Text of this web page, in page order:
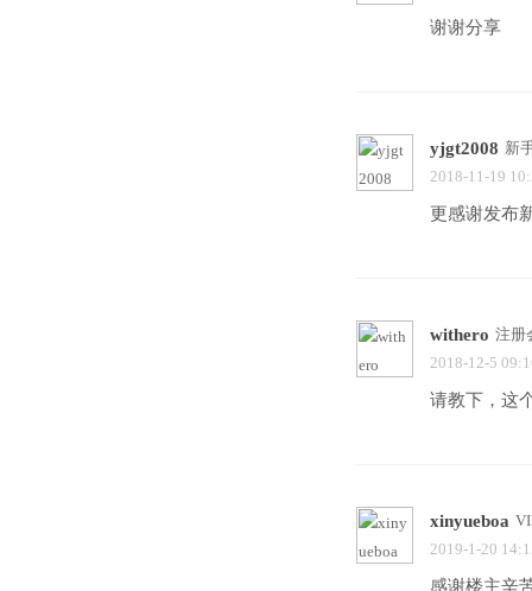
谢谢分享
yjgt2008 新
2018-11-19
更感谢发布
withero 注册
2018-12-5
请教下，这
xinyueboa
2019-1-20
感谢楼主辛